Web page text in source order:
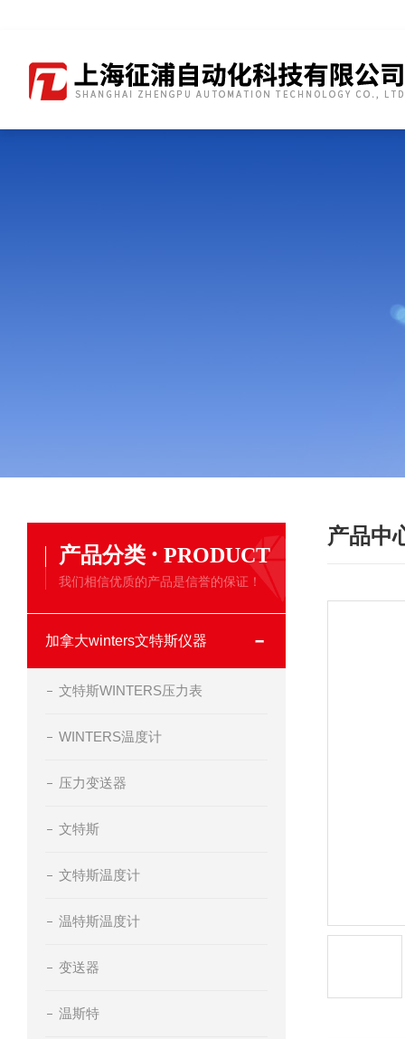
产品中
产品分类 · PRODUCT
我们相信优质的产品是信誉的保证！
加拿大winters文特斯仪器
文特斯WINTERS压力表
WINTERS温度计
压力变送器
文特斯
文特斯温度计
温特斯温度计
变送器
温斯特